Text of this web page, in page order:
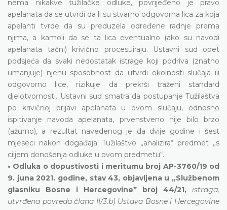
nema nikakve tužilačke odluke, povrijeđeno je pravo
apelanata da se utvrdi da li su stvarno odgovorna lica za koja
apelanti tvrde da su preduzela određene radnje prema
njima, a kamoli da se ta lica eventualno (ako su navodi
apelanata tačni) krivično procesuiraju. Ustavni sud opet
podsjeća da svaki nedostatak istrage koji podriva (znatno
umanjuje) njenu sposobnost da utvrdi okolnosti slučaja ili
odgovorno lice, rizikuje da prekrši traženi standard
djelotvornosti. Ustavni sud smatra da postupanje Tužilaštva
po krivičnoj prijavi apelanata u ovom slučaju, odnosno
ispitivanje navoda apelanata, prvenstveno nije bilo brzo
(ažurno), a rezultat navedenog je da dvije godine i šest
mjeseci nakon događaja Tužilaštvo „analizira“ predmet „s
ciljem donošenja odluke u ovom predmetu“.
• Odluka o dopustivosti i meritumu broj AP-3760/19 od
9. juna 2021. godine, stav 43, objavljena u „Službenom
glasniku Bosne i Hercegovineˮ broj 44/21, istraga,
utvrđena povreda člana II/3.b) Ustava Bosne i Hercegovine